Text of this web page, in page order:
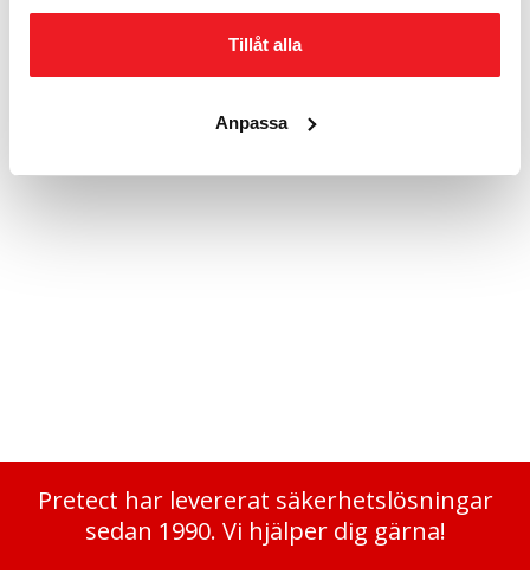
Tillåt alla
Anpassa
Pretect har levererat säkerhetslösningar
sedan 1990. Vi hjälper dig gärna!